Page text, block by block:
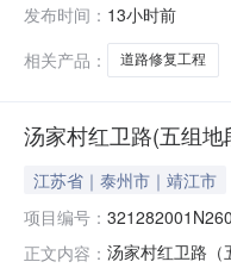
项目名称：紫
发布时间： 13小时前
相关产品：
道路修复工程
汤家村红卫路(五组地
江苏省｜泰州市｜靖江市
项目编号：
正文内容： 汤家村红卫路